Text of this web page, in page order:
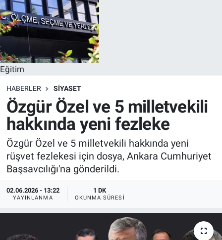
Eğitim
HABERLER SİYASET
Özgür Özel ve 5 milletvekili
hakkında yeni fezleke
Özgür Özel ve 5 milletvekili hakkında yeni
rüşvet fezlekesi için dosya, Ankara Cumhuriyet
Başsavcılığı'na gönderildi.
02.06.2026 - 13:22
YAYINLANMA
1 DK
OKUNMA SÜRESI